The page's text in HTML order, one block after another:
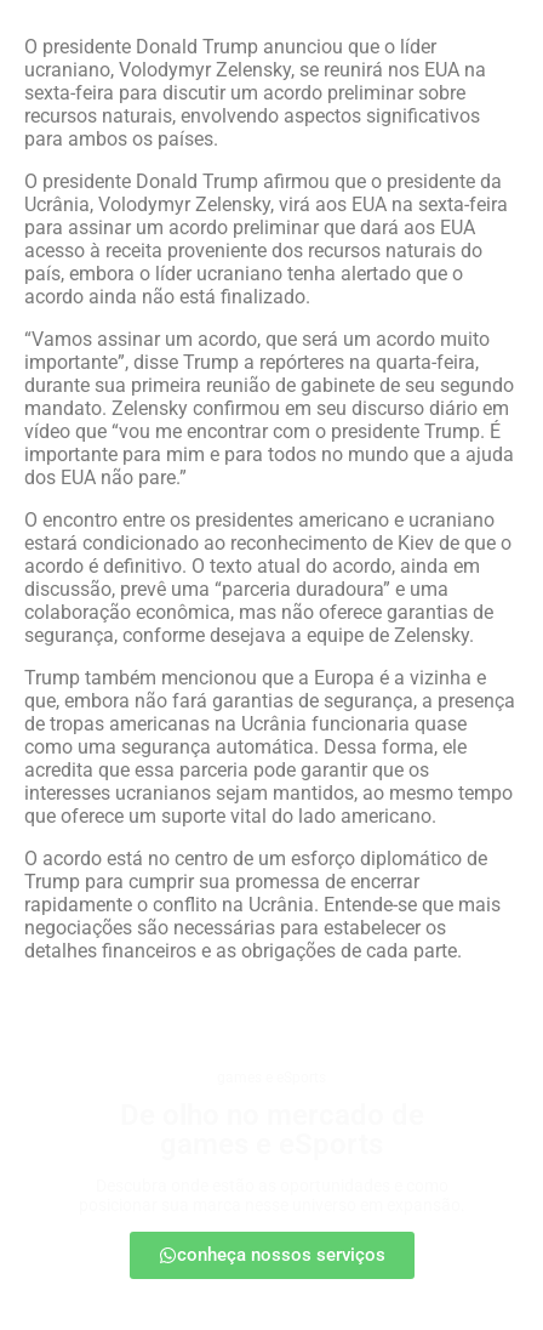
O presidente Donald Trump anunciou que o líder
ucraniano, Volodymyr Zelensky, se reunirá nos EUA na
sexta-feira para discutir um acordo preliminar sobre
recursos naturais, envolvendo aspectos significativos
para ambos os países.
O presidente Donald Trump afirmou que o presidente da
Ucrânia, Volodymyr Zelensky, virá aos EUA na sexta-feira
para assinar um acordo preliminar que dará aos EUA
acesso à receita proveniente dos recursos naturais do
país, embora o líder ucraniano tenha alertado que o
acordo ainda não está finalizado.
“Vamos assinar um acordo, que será um acordo muito
importante”, disse Trump a repórteres na quarta-feira,
durante sua primeira reunião de gabinete de seu segundo
mandato. Zelensky confirmou em seu discurso diário em
vídeo que “vou me encontrar com o presidente Trump. É
importante para mim e para todos no mundo que a ajuda
dos EUA não pare.”
O encontro entre os presidentes americano e ucraniano
estará condicionado ao reconhecimento de Kiev de que o
acordo é definitivo. O texto atual do acordo, ainda em
discussão, prevê uma “parceria duradoura” e uma
colaboração econômica, mas não oferece garantias de
segurança, conforme desejava a equipe de Zelensky.
Trump também mencionou que a Europa é a vizinha e
que, embora não fará garantias de segurança, a presença
de tropas americanas na Ucrânia funcionaria quase
como uma segurança automática. Dessa forma, ele
acredita que essa parceria pode garantir que os
interesses ucranianos sejam mantidos, ao mesmo tempo
que oferece um suporte vital do lado americano.
O acordo está no centro de um esforço diplomático de
Trump para cumprir sua promessa de encerrar
rapidamente o conflito na Ucrânia. Entende-se que mais
negociações são necessárias para estabelecer os
detalhes financeiros e as obrigações de cada parte.
conheça nossos serviços